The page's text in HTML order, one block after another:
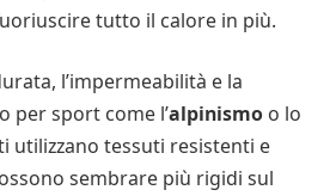
tutto il calore in più.
l’impermeabilità e la
per sport come l’alpinismo o lo
utilizzano tessuti resistenti e
sembrare più rigidi sul